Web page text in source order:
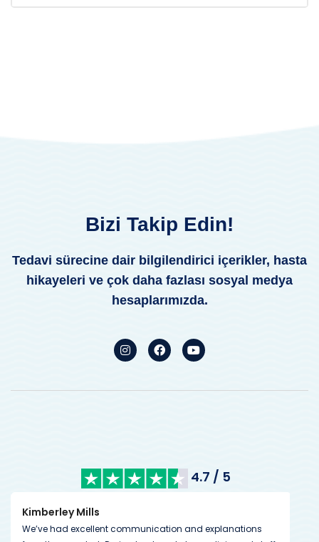
Bizi Takip Edin!
Tedavi sürecine dair bilgilendirici içerikler, hasta
hikayeleri ve çok daha fazlası sosyal medya
hesaplarımızda.
4.7 / 5
Kimberley Mills
We’ve had excellent communication and explanations